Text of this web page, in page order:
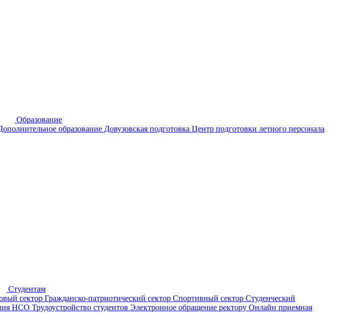
Образование
образование Довузовская подготовка Центр подготовки летного персонала
Студентам
сектор Гражданско-патриотический сектор Спортивный сектор Студенческий
НСО Трудоустройство студентов Электронное обращение ректору Онлайн приемная